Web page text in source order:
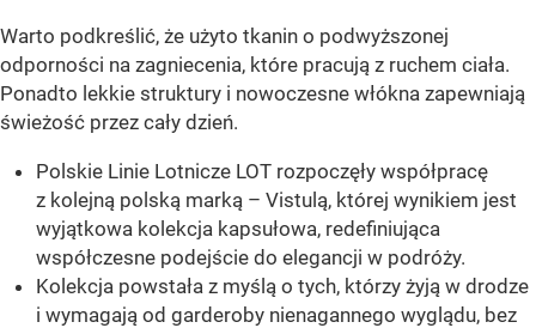
Warto podkreślić, że użyto tkanin o podwyższonej
odporności na zagniecenia, które pracują z ruchem ciała.
Ponadto lekkie struktury i nowoczesne włókna zapewniają
świeżość przez cały dzień.
Polskie Linie Lotnicze LOT rozpoczęły współpracę
z kolejną polską marką – Vistulą, której wynikiem jest
wyjątkowa kolekcja kapsułowa, redefiniująca
współczesne podejście do elegancji w podróży.
Kolekcja powstała z myślą o tych, którzy żyją w drodze
i wymagają od garderoby nienagannego wyglądu, bez